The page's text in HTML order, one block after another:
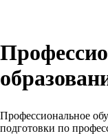
Профессиональное
подготовки по